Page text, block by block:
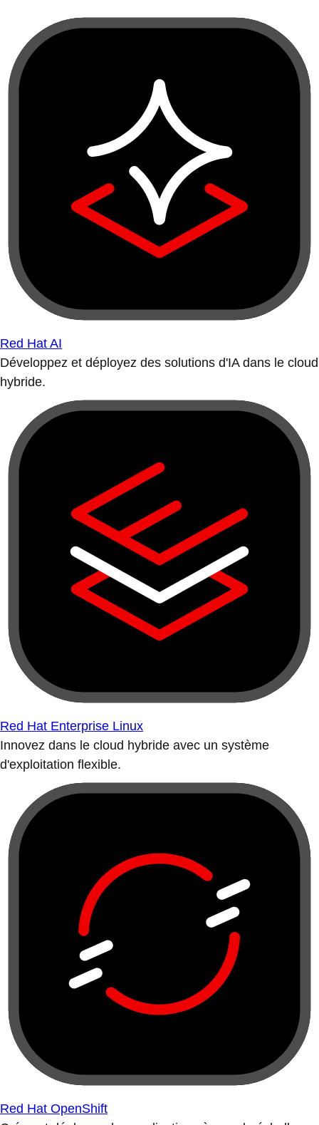
Red Hat AI
Développez et déployez des solutions d'IA dans le cloud
hybride.
Red Hat Enterprise Linux
Innovez dans le cloud hybride avec un système
d'exploitation flexible.
Red Hat OpenShift